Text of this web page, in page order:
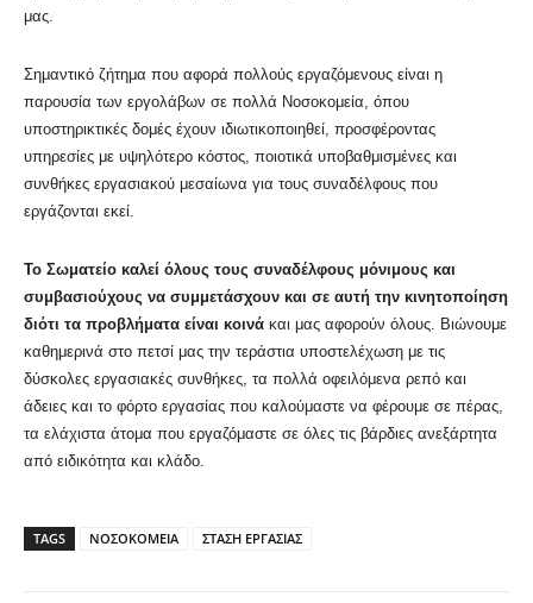
μας.
Σημαντικό ζήτημα που αφορά πολλούς εργαζόμενους είναι η
παρουσία των εργολάβων σε πολλά Νοσοκομεία, όπου
υποστηρικτικές δομές έχουν ιδιωτικοποιηθεί, προσφέροντας
υπηρεσίες με υψηλότερο κόστος, ποιοτικά υποβαθμισμένες και
συνθήκες εργασιακού μεσαίωνα για τους συναδέλφους που
εργάζονται εκεί.
Το Σωματείο καλεί όλους τους συναδέλφους μόνιμους και
συμβασιούχους να συμμετάσχουν και σε αυτή την κινητοποίηση
διότι τα προβλήματα είναι κοινά και μας αφορούν όλους. Βιώνουμε
καθημερινά στο πετσί μας την τεράστια υποστελέχωση με τις
δύσκολες εργασιακές συνθήκες, τα πολλά οφειλόμενα ρεπό και
άδειες και το φόρτο εργασίας που καλούμαστε να φέρουμε σε πέρας,
τα ελάχιστα άτομα που εργαζόμαστε σε όλες τις βάρδιες ανεξάρτητα
από ειδικότητα και κλάδο.
TAGS ΝΟΣΟΚΟΜΕΙΑ ΣΤΑΣΗ ΕΡΓΑΣΙΑΣ